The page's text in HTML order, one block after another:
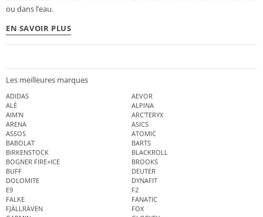
ou dans l’eau.
EN SAVOIR PLUS
Les meilleures marques
ADIDAS
AEVOR
ALÉ
ALPINA
AIM'N
ARC'TERYX
ARENA
ASICS
ASSOS
ATOMIC
BABOLAT
BARTS
BIRKENSTOCK
BLACKROLL
BOGNER FIRE+ICE
BROOKS
BUFF
DEUTER
DOLOMITE
DYNAFIT
E9
F2
FALKE
FANATIC
FJÄLLRÄVEN
FOX